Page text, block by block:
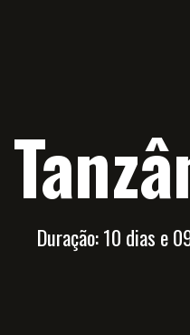
Duração: 10 dias e